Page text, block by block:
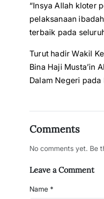
“Insya Allah kloter
pelaksanaan
terbaik pada
Turut hadir Wakil
Bina Haji Musta’in
Dalam Negeri
Comments
No comments yet. Be
Leave a Comment
Name *